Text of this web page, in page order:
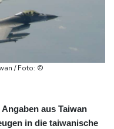
hat sich ausgebreitet und
der Straße von
/ Foto: ©
aus Taiwan
in die taiwanische